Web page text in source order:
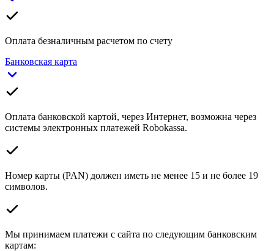
Оплата безналичным расчетом по счету
Банковская карта
Оплата банковской картой, через Интернет, возможна через
системы электронных платежей Robokassa.
Номер карты (PAN) должен иметь не менее 15 и не более 19
символов.
Мы принимаем платежи с сайта по следующим банковским
картам: